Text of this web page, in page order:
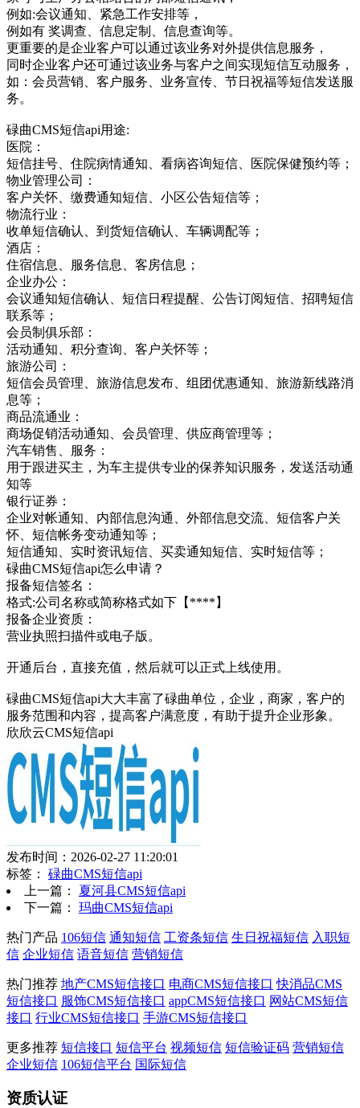
例如:会议通知、紧急工作安排等，
例如有 奖调查、信息定制、信息查询等。
更重要的是企业客户可以通过该业务对外提供信息服务，
同时企业客户还可通过该业务与客户之间实现短信互动服务，
如：会员营销、客户服务、业务宣传、节日祝福等短信发送服
务。
碌曲CMS短信api用途:
医院：
短信挂号、住院病情通知、看病咨询短信、医院保健预约等；
物业管理公司：
客户关怀、缴费通知短信、小区公告短信等；
物流行业：
收单短信确认、到货短信确认、车辆调配等；
酒店：
住宿信息、服务信息、客房信息；
企业办公：
会议通知短信确认、短信日程提醒、公告订阅短信、招聘短信
联系等；
会员制俱乐部：
活动通知、积分查询、客户关怀等；
旅游公司：
短信会员管理、旅游信息发布、组团优惠通知、旅游新线路消
息等；
商品流通业：
商场促销活动通知、会员管理、供应商管理等；
汽车销售、服务：
用于跟进买主，为车主提供专业的保养知识服务，发送活动通
知等
银行证券：
企业对帐通知、内部信息沟通、外部信息交流、短信客户关
怀、短信帐务变动通知等；
短信通知、实时资讯短信、买卖通知短信、实时短信等；
碌曲CMS短信api怎么申请？
报备短信签名：
格式:公司名称或简称格式如下【****】
报备企业资质：
营业执照扫描件或电子版。
开通后台，直接充值，然后就可以正式上线使用。
碌曲CMS短信api大大丰富了碌曲单位，企业，商家，客户的
服务范围和内容，提高客户满意度，有助于提升企业形象。
欣欣云CMS短信api
发布时间：2026-02-27 11:20:01
标签： 碌曲CMS短信api
上一篇： 夏河县CMS短信api
下一篇： 玛曲CMS短信api
热门产品 106短信 通知短信 工资条短信 生日祝福短信 入职短
信 企业短信 语音短信 营销短信
热门推荐 地产CMS短信接口 电商CMS短信接口 快消品CMS
短信接口 服饰CMS短信接口 appCMS短信接口 网站CMS短信
接口 行业CMS短信接口 手游CMS短信接口
更多推荐 短信接口 短信平台 视频短信 短信验证码 营销短信
企业短信 106短信平台 国际短信
资质认证